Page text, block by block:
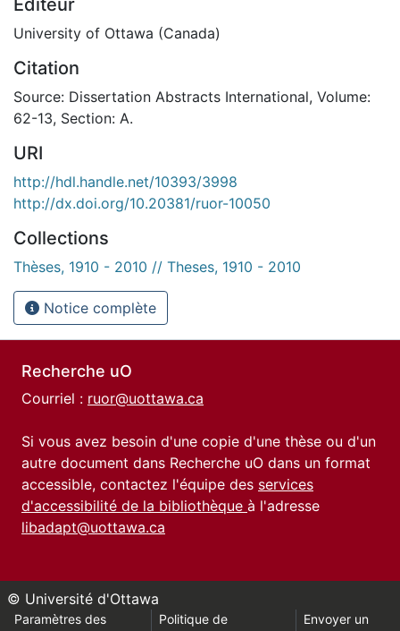
University of Ottawa (Canada)
Citation
Source: Dissertation Abstracts International, Volume:
62-13, Section: A.
URI
http://hdl.handle.net/10393/3998
http://dx.doi.org/10.20381/ruor-10050
Collections
Thèses, 1910 - 2010 // Theses, 1910 - 2010
Notice complète
Recherche uO
Courriel : ruor@uottawa.ca
Si vous avez besoin d'une copie d'une thèse ou d'un
autre document dans Recherche uO dans un format
accessible, contactez l'équipe des services
d'accessibilité de la bibliothèque à l'adresse
libadapt@uottawa.ca
© Université d'Ottawa
Paramètres des
Politique de
Envoyer un